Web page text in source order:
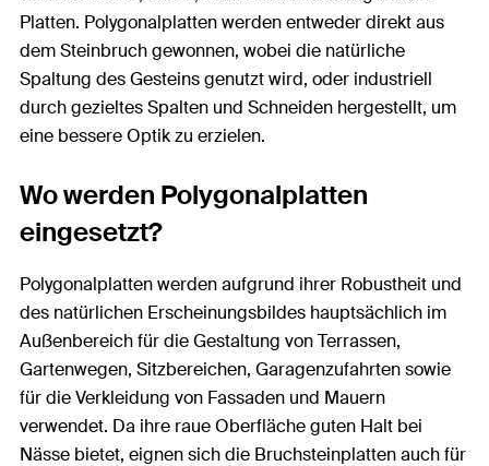
Platten. Polygonalplatten werden entweder direkt aus
dem Steinbruch gewonnen, wobei die natürliche
Spaltung des Gesteins genutzt wird, oder industriell
durch gezieltes Spalten und Schneiden hergestellt, um
eine bessere Optik zu erzielen.
Wo werden Polygonalplatten
eingesetzt?
Polygonalplatten werden aufgrund ihrer Robustheit und
des natürlichen Erscheinungsbildes hauptsächlich im
Außenbereich für die Gestaltung von Terrassen,
Gartenwegen, Sitzbereichen, Garagenzufahrten sowie
für die Verkleidung von Fassaden und Mauern
verwendet. Da ihre raue Oberfläche guten Halt bei
Nässe bietet, eignen sich die Bruchsteinplatten auch für